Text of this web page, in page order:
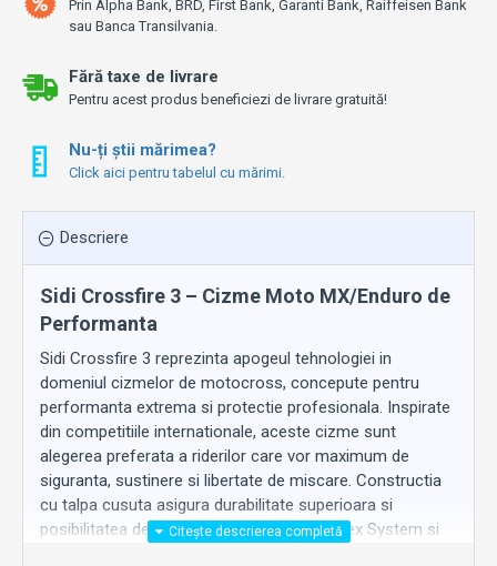
Fără taxe de livrare
Pentru acest produs beneficiezi de livrare gratuită!
Prin Alpha Bank, BRD, First Bank, Garanti Bank, Raiffeisen Bank
sau Banca Transilvania.
Nu-ți știi mărimea?
Click aici pentru tabelul cu mărimi.
Descriere
Sidi Crossfire 3 – Cizme Moto MX/Enduro de
Performanta
Sidi Crossfire 3 reprezinta apogeul tehnologiei in
domeniul cizmelor de motocross, concepute pentru
performanta extrema si protectie profesionala. Inspirate
din competitiile internationale, aceste cizme sunt
alegerea preferata a riderilor care vor maximum de
siguranta, sustinere si libertate de miscare. Constructia
cu talpa cusuta asigura durabilitate superioara si
posibilitatea de inlocuire, in timp ce Dual Flex System si